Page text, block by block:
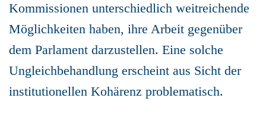
Kommissionen unterschiedlich weitreichende
Möglichkeiten haben, ihre Arbeit gegenüber
dem Parlament darzustellen. Eine solche
Ungleichbehandlung erscheint aus Sicht der
institutionellen Kohärenz problematisch.